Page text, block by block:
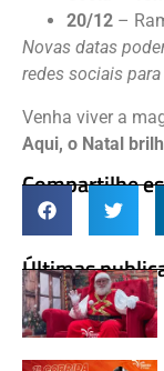
20/12 –
Novas datas
redes sociais
Venha viver a
Aqui, o Natal
Compartilhe
Últimas